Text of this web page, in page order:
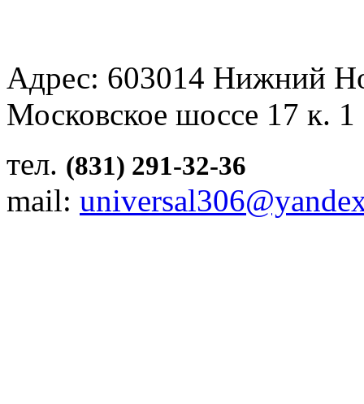
Адрес: 603014 Нижний
Московское шоссе 17 к.
тел. (831) 291-32-36
mail: